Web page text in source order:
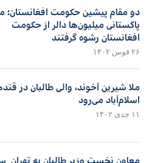
دو مقام پیشین حکومت افغانستان:
پاکستانی میلیون‌ها دالر از حکومت
افغانستان رشوه گرفتند
۲۶ قوس ۱۴۰۲
ملا شیرین آخوند، والی طالبان در
اسلام‌آباد می‌رود
۱۱ جدی ۱۴۰۲